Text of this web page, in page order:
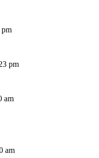
pm
am
am